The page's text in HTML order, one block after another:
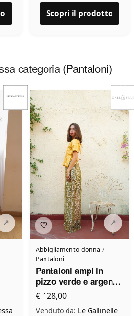
Scopri il prodotto
categoria(Pantaloni)
♡
Abbigliamento donna /
Pantaloni
Pantaloni ampi in
pizzo verde e argento
Le Gallinelle
€ 128,00
Venduto da: Le Gallinelle